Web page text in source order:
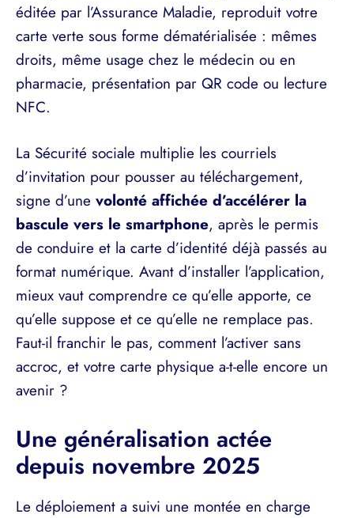
éditée par l’Assurance Maladie, reproduit votre
carte verte sous forme dématérialisée : mêmes
droits, même usage chez le médecin ou en
pharmacie, présentation par QR code ou lecture
NFC.
La Sécurité sociale multiplie les courriels
d’invitation pour pousser au téléchargement,
signe d’une volonté affichée d’accélérer la
bascule vers le smartphone, après le permis
de conduire et la carte d’identité déjà passés au
format numérique. Avant d’installer l’application,
mieux vaut comprendre ce qu’elle apporte, ce
qu’elle suppose et ce qu’elle ne remplace pas.
Faut-il franchir le pas, comment l’activer sans
accroc, et votre carte physique a-t-elle encore un
avenir ?
Une généralisation actée
depuis novembre 2025
Le déploiement a suivi une montée en charge